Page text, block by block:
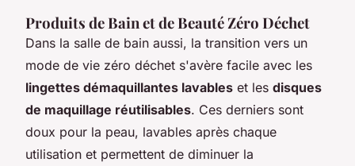
Produits de Bain et de Beauté Zéro Déchet
Dans la salle de bain aussi, la transition vers un
mode de vie zéro déchet s'avère facile avec les
lingettes démaquillantes lavables et les disques
de maquillage réutilisables. Ces derniers sont
doux pour la peau, lavables après chaque
utilisation et permettent de diminuer la